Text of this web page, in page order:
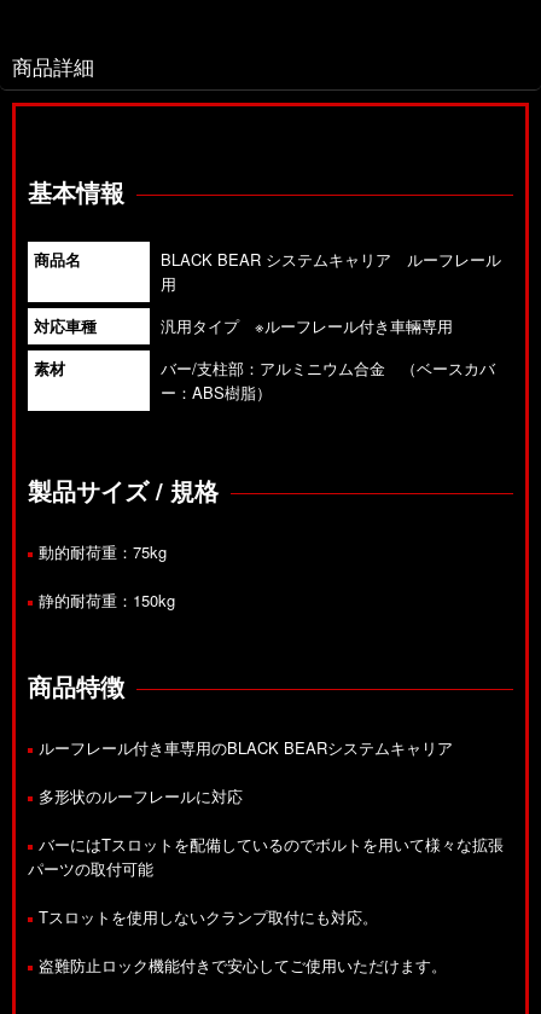
商品詳細
基本情報
商品名
BLACK BEAR システムキャリア ルーフレール
用
対応車種
汎用タイプ ※ルーフレール付き車輛専用
素材
バー/支柱部：アルミニウム合金 （ベースカバ
ー：ABS樹脂）
製品サイズ / 規格
動的耐荷重：75kg
静的耐荷重：150kg
商品特徴
ルーフレール付き車専用のBLACK BEARシステムキャリア
多形状のルーフレールに対応
バーにはTスロットを配備しているのでボルトを用いて様々な拡張
パーツの取付可能
Tスロットを使用しないクランプ取付にも対応。
盗難防止ロック機能付きで安心してご使用いただけます。